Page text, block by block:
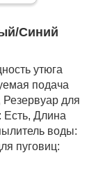
Синий
утюга
подача
Резервуар для
Есть, Длина
воды:
пуговиц: